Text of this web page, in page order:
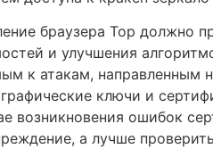
браузера Тор должно
и улучшения
к атакам, направленным
ключи и
возникновения ошибок
а лучше